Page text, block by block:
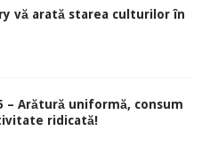
vă arată starea culturilor în
5 – Arătură uniformă, consum
ridicată!